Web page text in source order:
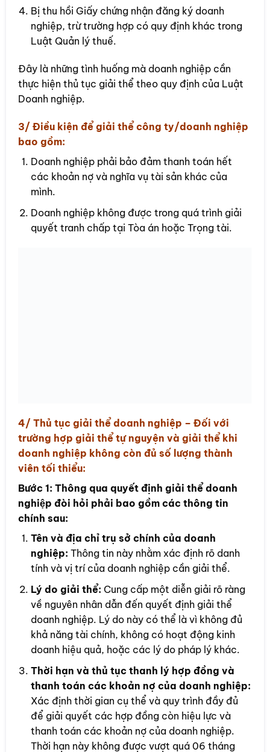
Bị thu hồi Giấy chứng nhận đăng ký doanh
nghiệp, trừ trường hợp có quy định khác trong
Luật Quản lý thuế.
Đây là những tình huống mà doanh nghiệp cần
thực hiện thủ tục giải thể theo quy định của Luật
Doanh nghiệp.
3/ Điều kiện để giải thể công ty/doanh nghiệp
bao gồm:
Doanh nghiệp phải bảo đảm thanh toán hết
các khoản nợ và nghĩa vụ tài sản khác của
mình.
Doanh nghiệp không được trong quá trình giải
quyết tranh chấp tại Tòa án hoặc Trọng tài.
4/ Thủ tục giải thể doanh nghiệp – Đối với
trường hợp giải thể tự nguyện và giải thể khi
doanh nghiệp không còn đủ số lượng thành
viên tối thiểu:
Bước 1: Thông qua quyết định giải thể doanh
nghiệp đòi hỏi phải bao gồm các thông tin
chính sau:
Tên và địa chỉ trụ sở chính của doanh
nghiệp: Thông tin này nhằm xác định rõ danh
tính và vị trí của doanh nghiệp cần giải thể.
Lý do giải thể: Cung cấp một diễn giải rõ ràng
về nguyên nhân dẫn đến quyết định giải thể
doanh nghiệp. Lý do này có thể là vì không đủ
khả năng tài chính, không có hoạt động kinh
doanh hiệu quả, hoặc các lý do pháp lý khác.
Thời hạn và thủ tục thanh lý hợp đồng và
thanh toán các khoản nợ của doanh nghiệp:
Xác định thời gian cụ thể và quy trình đầy đủ
để giải quyết các hợp đồng còn hiệu lực và
thanh toán các khoản nợ của doanh nghiệp.
Thời hạn này không được vượt quá 06 tháng